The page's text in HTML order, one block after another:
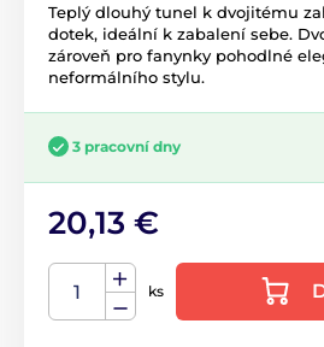
Teplý dlouhý tunel k dvojitému
dotek, ideální k zabalení sebe.
zároveň pro fanynky pohodlné
neformálního stylu.
3 pracovní dny
20,13 €
ks